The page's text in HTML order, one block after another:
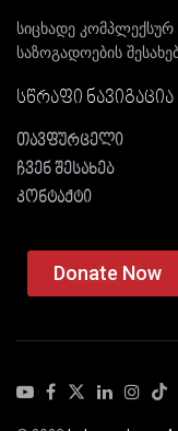
სიცხადე
საზოგადოების
სწრაფი ნავიგაცია
თავფურცელი
ჩვენ შესახებ
კონტაქტი
Donate Now